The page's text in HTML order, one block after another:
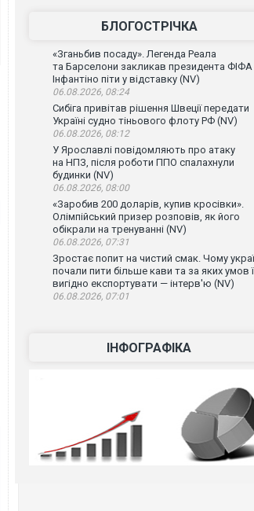
БЛОГОСТРІЧКА
«Зганьбив посаду». Легенда Реала
та Барселони закликав президента ФІФА
Інфантіно піти у відставку (NV)
06.08.2026, 08:24
Сибіга привітав рішення Швеції передати
Україні судно тіньового флоту РФ (NV)
06.08.2026, 08:12
У Ярославлі повідомляють про атаку
на НПЗ, після роботи ППО спалахнули
будинки (NV)
06.08.2026, 08:00
«Заробив 200 доларів, купив кросівки».
Олімпійський призер розповів, як його
обікрали на тренуванні (NV)
06.08.2026, 07:31
Зростає попит на чистий смак. Чому
почали пити більше кави та за яких умов
вигідно експортувати — інтерв'ю (NV)
06.08.2026, 07:01
ІНФОГРАФІКА